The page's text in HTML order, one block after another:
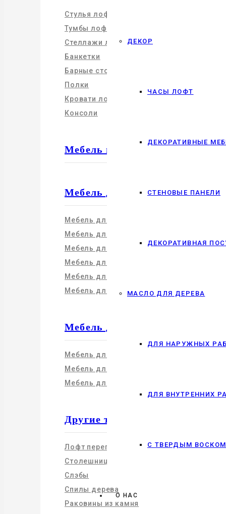
ДЕКОР
ЧАСЫ ЛОФТ
ДЕКОРАТИВНЫЕ
СТЕНОВЫЕ ПАНЕЛИ
ДЕКОРАТИВНАЯ
МАСЛО ДЛЯ ДЕРЕВА
ДЛЯ НАРУЖНЫХ
ДЛЯ ВНУТРЕННИХ
С ТВЕРДЫМ ВОСКОМ
О НАС
Стулья лофт
Тумбы лофт
Стеллажи лофт
Банкетки
Барные стойки
Полки
Кровати лофт
Консоли
Мебель из массива
Мебель для дома
Мебель для кухни
Мебель для гостиной
Мебель для спальни
Мебель для прихожей
Мебель для ванной комнаты
Мебель для кабинета
Мебель для бизнеса
Мебель для офиса
Мебель для кафе и ресторанов
Мебель для салонов и шоу-румов
Другие товары
Лофт перегородки
Столешницы из дерева
Слэбы
Спилы дерева
Раковины из камня